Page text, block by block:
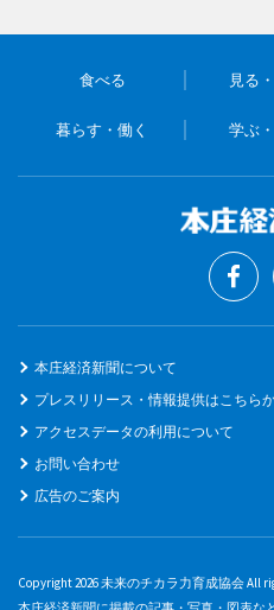
食べる 見る
暮らす・働く 学ぶ
本庄経済新聞について
プレスリリース・情報提供はこちら
アクセスデータの利用について
お問い合わせ
広告のご案内
Copyright 2026 未来のチカラ力育成協会 All